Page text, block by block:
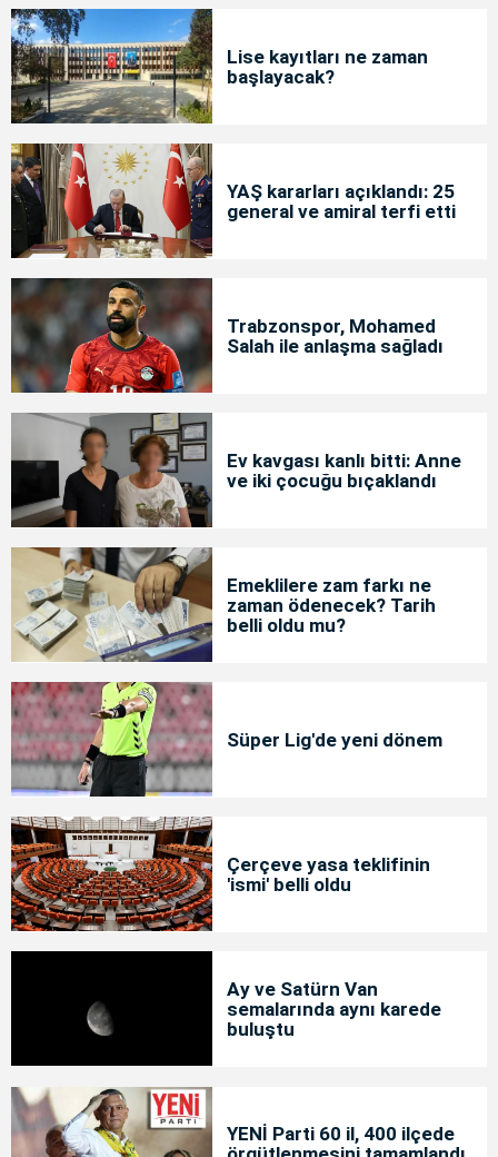
Lise kayıtları ne zaman
başlayacak?
YAŞ kararları açıklandı: 25
general ve amiral terfi etti
Trabzonspor, Mohamed
Salah ile anlaşma sağladı
Ev kavgası kanlı bitti: Anne
ve iki çocuğu bıçaklandı
Emeklilere zam farkı ne
zaman ödenecek? Tarih
belli oldu mu?
Süper Lig'de yeni dönem
Çerçeve yasa teklifinin
'ismi' belli oldu
Ay ve Satürn Van
semalarında aynı karede
buluştu
YENİ Parti 60 il, 400 ilçede